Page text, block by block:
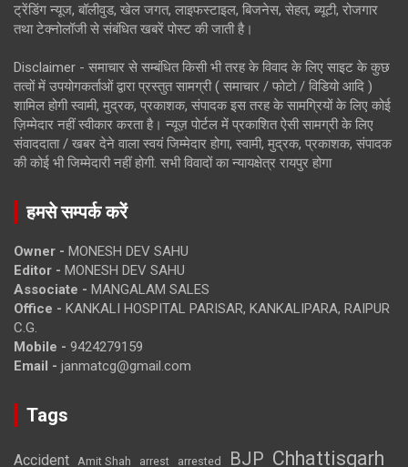
ट्रेंडिंग न्यूज, बॉलीवुड, खेल जगत, लाइफस्टाइल, बिजनेस, सेहत, ब्यूटी, रोजगार
तथा टेक्नोलॉजी से संबंधित खबरें पोस्ट की जाती है।
Disclaimer - समाचार से सम्बंधित किसी भी तरह के विवाद के लिए साइट के कुछ
तत्वों में उपयोगकर्ताओं द्वारा प्रस्तुत सामग्री ( समाचार / फोटो / विडियो आदि )
शामिल होगी स्वामी, मुद्रक, प्रकाशक, संपादक इस तरह के सामग्रियों के लिए कोई
ज़िम्मेदार नहीं स्वीकार करता है। न्यूज़ पोर्टल में प्रकाशित ऐसी सामग्री के लिए
संवाददाता / खबर देने वाला स्वयं जिम्मेदार होगा, स्वामी, मुद्रक, प्रकाशक, संपादक
की कोई भी जिम्मेदारी नहीं होगी. सभी विवादों का न्यायक्षेत्र रायपुर होगा
हमसे सम्पर्क करें
Owner - MONESH DEV SAHU
Editor - MONESH DEV SAHU
Associate - MANGALAM SALES
Office - KANKALI HOSPITAL PARISAR, KANKALIPARA, RAIPUR
C.G.
Mobile - 9424279159
Email - janmatcg@gmail.com
Tags
Accident Amit Shah arrest arrested BJP Chhattisgarh